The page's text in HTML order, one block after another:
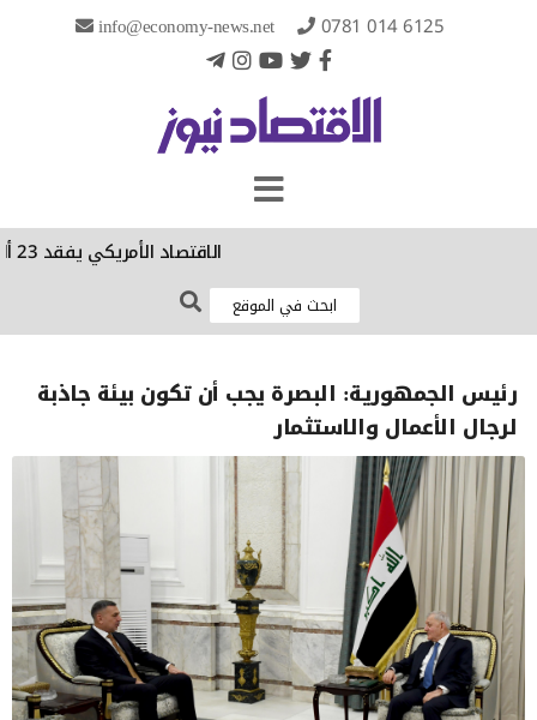
info@economy-news.net 0781 014 6125
الاقتصاد الأمريكي يفقد 23 ألف وظيفة في تموز الماضي
رئيس الجمهورية: البصرة يجب أن تكون بيئة جاذبة
لرجال الأعمال والاستثمار